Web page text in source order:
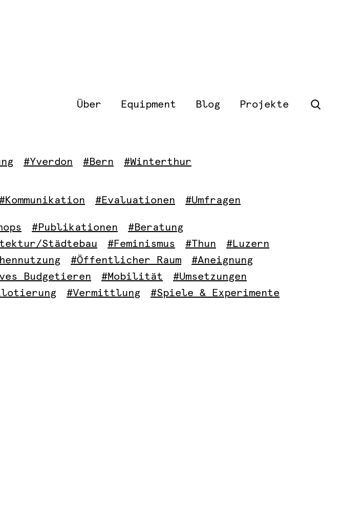
Über Equipment Blog Projekte
#Yverdon #Bern #Winterthur
#Kommunikation #Evaluationen #Umfragen
#Publikationen
#Beratung
Städtebau #Feminismus #Thun
#Luzern
#Öffentlicher Raum
#Aneignung
Budgetieren #Mobilität
#Umsetzungen
#Vermittlung
#Spiele & Experimente